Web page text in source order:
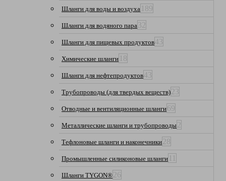
Шланги для воды и воздуха 189
Шланги для водяного пара 32
Шланги для пищевых продуктов43
Химические шланги 18
Шланги для нефтепродуктов43
Трубопроводы (для твердых веществ)23
Отводные и вентиляционные шланги69
Металлические шланги и трубопроводы2
Тефлоновые шланги и наконечники28
Промышленные силиконовые шланги 11
Шланги TYGON®26